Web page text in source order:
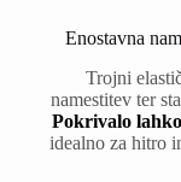
Enostavna
Trojni
namestitev ter
Pokrivalo
idealno za hitro